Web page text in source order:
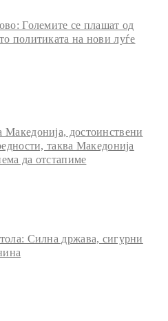
Големите се плашат од
политиката на нови луѓе
достоинствени
таква Македонија
да отстапиме
Силна држава, сигурни